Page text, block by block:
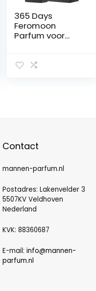
365 Days
Feromoon
Parfum voor
geur voor alle
ml
Contact
mannen-parfum.nl
Postadres: Lakenvelder 3
5507KV Veldhoven
Nederland
KVK: 88360687
E-mail:info@mannen-
parfum.nl